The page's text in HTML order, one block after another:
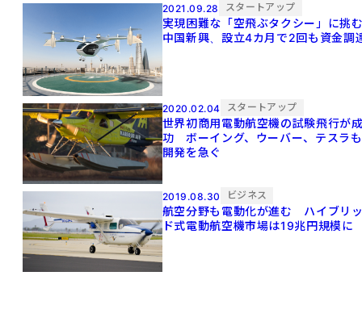
2021.09.28 スタートアップ
実現困難な「空飛ぶタクシー」に挑
中国新興、設立4カ月で2回も資金調
2020.02.04 スタートアップ
世界初商用電動航空機の試験飛行が
功 ボーイング、ウーバー、テスラも
開発を急ぐ
2019.08.30 ビジネス
航空分野も電動化が進む ハイブリ
ド式電動航空機市場は19兆円規模に